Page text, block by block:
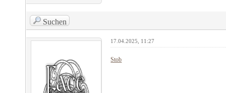
Suchen
17.04.2025, 11:27
Stob